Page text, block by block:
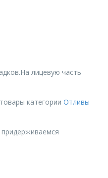
лицевую часть
категории Отливы